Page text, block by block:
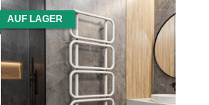
AUF LAGER